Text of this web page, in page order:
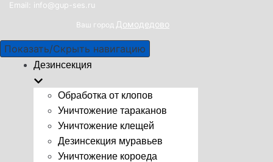
Email: info@gup-ses.ru
Ваш город Домодедово
Показать/Скрыть навигацию
Дезинсекция
Обработка от клопов
Уничтожение тараканов
Уничтожение клещей
Дезинсекция муравьев
Уничтожение короеда